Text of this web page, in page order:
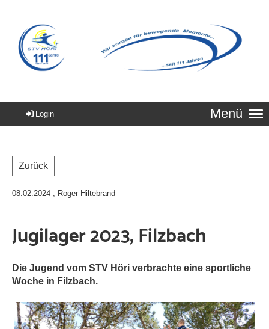
Menü
Login
Zurück
08.02.2024 , Roger Hiltebrand
Jugilager 2023, Filzbach
Die Jugend vom STV Höri verbrachte eine sportliche
Woche in Filzbach.